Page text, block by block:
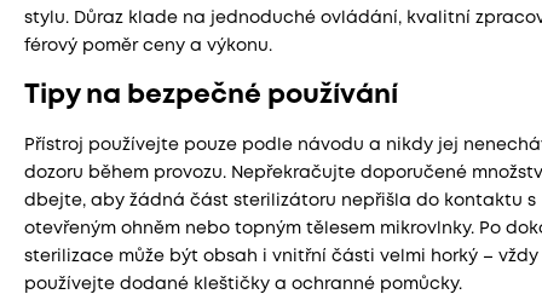
stylu. Důraz klade na jednoduché ovládání, kvalitní
férový poměr ceny a výkonu.
Tipy na bezpečné používání
Přístroj používejte pouze podle návodu a nikdy jej
dozoru během provozu. Nepřekračujte doporučené
dbejte, aby žádná část sterilizátoru nepřišla do kontaktu s
otevřeným ohněm nebo topným tělesem mikrovlnky. Po
sterilizace může být obsah i vnitřní části velmi horký – vždy
používejte dodané kleštičky a ochranné pomůcky.